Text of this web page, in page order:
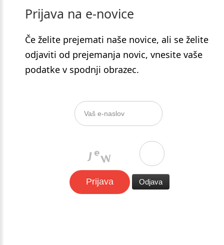
Prijava na e-novice
Če želite prejemati naše novice, ali se želite
odjaviti od prejemanja novic, vnesite vaše
podatke v spodnji obrazec.